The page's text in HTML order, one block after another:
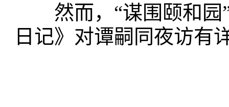
然而，“谋围颐和园”
日记》对谭嗣同夜访有